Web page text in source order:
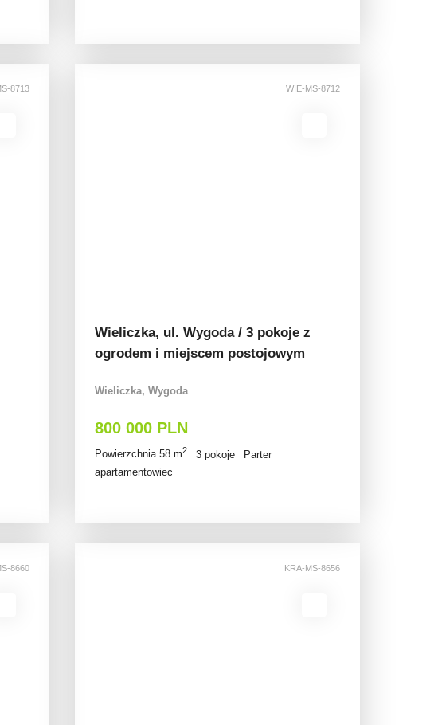
8713 WIE-MS-8712
Wieliczka, ul. Wygoda / 3 pokoje z
ogrodem i miejscem postojowym
Wieliczka, Wygoda
800 000 PLN
Powierzchnia 58 m2 3 pokoje
Parter
apartamentowiec
8660 KRA-MS-8656